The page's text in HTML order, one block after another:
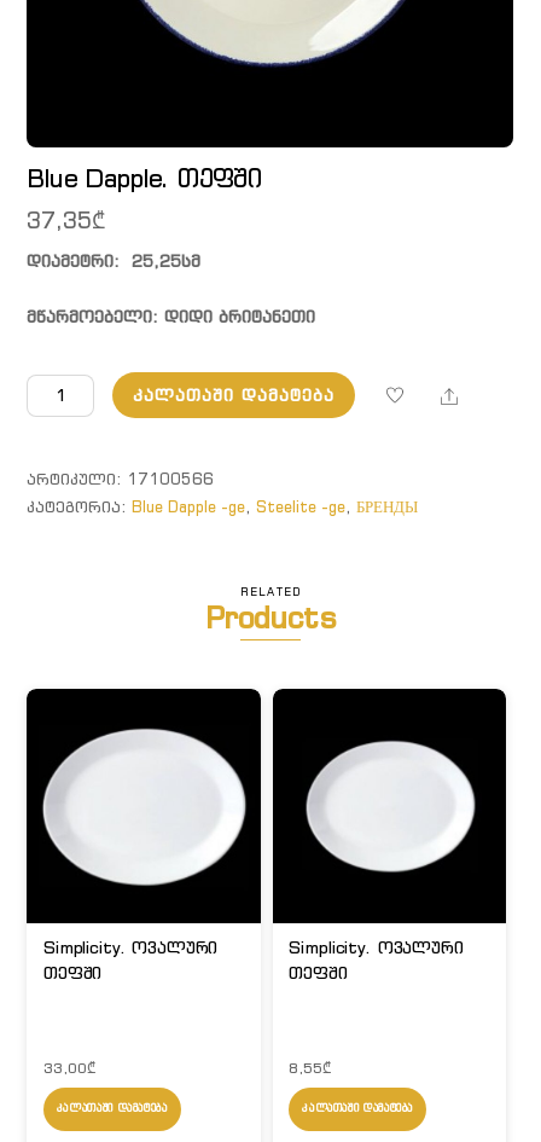
Blue Dapple. თეფში
37,35₾
დიამეტრი:  25,25სმ
მწარმოებელი: დიდი ბრიტანეთი
რაოდენობა:
Blue
თეფში
ᲙᲐᲚᲐᲗᲐᲨᲘ ᲓᲐᲛᲐᲢᲔᲑᲐ Share
ᲐᲠᲢᲘᲙᲣᲚᲘ: 17100566
ᲙᲐᲢᲔᲒᲝᲠᲘᲐ:Blue Dapple -ge,Steelite -ge,БРЕНДЫ
RELATED
Products
Simplicity. ოვალური
თეფში
33,00₾
ᲙᲐᲚᲐᲗᲐᲨᲘ ᲓᲐᲛᲐᲢᲔᲑᲐ
Simplicity. ოვალური
თეფში
8,55₾
ᲙᲐᲚᲐᲗᲐᲨᲘ ᲓᲐᲛᲐᲢᲔᲑᲐ